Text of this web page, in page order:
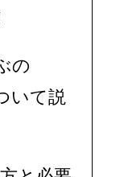
の
いて説